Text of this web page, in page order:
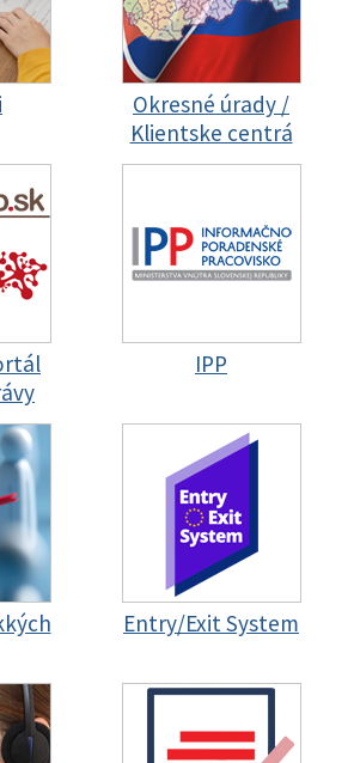
Okresné úrady /
Klientske centrá
IPP
Entry/Exit System